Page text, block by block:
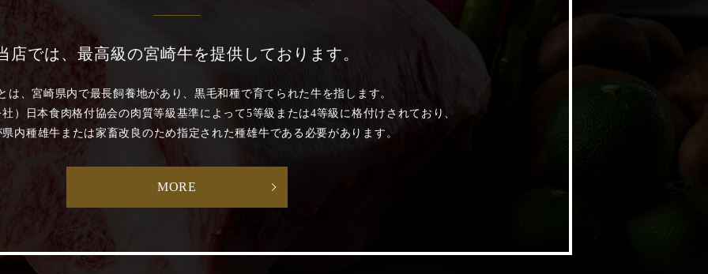
店では、最高級の宮崎牛を提供しております。
は、宮崎県内で最長飼養地があり、黒毛和種で育てられた牛を指します。
）日本食肉格付協会の肉質等級基準によって5等級または4等級に格付けされており、
内種雄牛または家畜改良のため指定された種雄牛である必要があります。
MORE